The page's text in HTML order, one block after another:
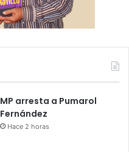
MP arresta a Pumarol
Fernández
Hace 2 horas